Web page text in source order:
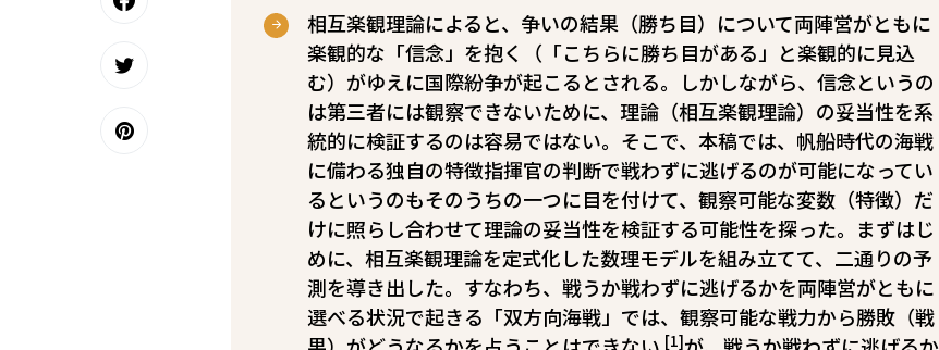
相互楽観理論によると、争いの結果（勝ち目）について両陣営がともに
楽観的な「信念」を抱く（「こちらに勝ち目がある」と楽観的に見込
む）がゆえに国際紛争が起こるとされる。しかしながら、信念というの
は第三者には観察できないために、理論（相互楽観理論）の妥当性を系
統的に検証するのは容易ではない。そこで、本稿では、帆船時代の海戦
に備わる独自の特徴――指揮官の判断で戦わずに逃げるのが可能になってい
るというのもそのうちの一つ――に目を付けて、観察可能な変数（特徴）だ
けに照らし合わせて理論の妥当性を検証する可能性を探った。まずはじ
めに、相互楽観理論を定式化した数理モデルを組み立てて、二通りの予
測を導き出した。すなわち、戦うか戦わずに逃げるかを両陣営がともに
選べる状況で起きる「双方向海戦」では、観察可能な戦力から勝敗（戦
[1]